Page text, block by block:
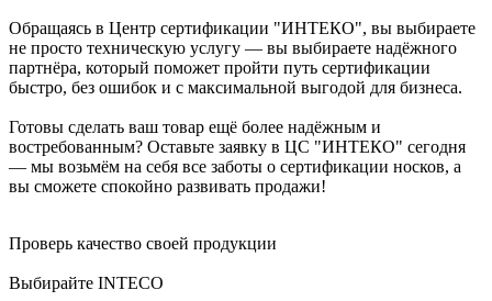
Обращаясь в Центр сертификации "ИНТЕКО", вы выбираете
не просто техническую услугу — вы выбираете надёжного
партнёра, который поможет пройти путь сертификации
быстро, без ошибок и с максимальной выгодой для бизнеса.
Готовы сделать ваш товар ещё более надёжным и
востребованным? Оставьте заявку в ЦС "ИНТЕКО" сегодня
— мы возьмём на себя все заботы о сертификации носков, а
вы сможете спокойно развивать продажи!
Проверь качество своей продукции
Выбирайте INTECO